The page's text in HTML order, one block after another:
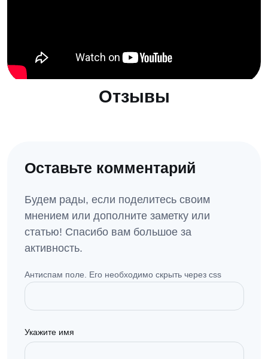
Отзывы
Оставьте комментарий
Будем рады, если поделитесь своим
мнением или дополните заметку или
статью! Спасибо вам большое за
активность.
Антиспам поле. Его необходимо скрыть через css
Укажите имя